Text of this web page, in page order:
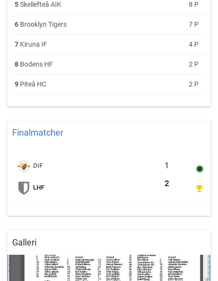
5Skellefteå AIK 8 P
6 Brooklyn Tigers 7 P
7 Kiruna IF 4 P
8 Bodens HF 2 P
9 Piteå HC 2 P
Finalmatcher
DIF
LHF
Djurgårdens IF vs
1
2
Galleri